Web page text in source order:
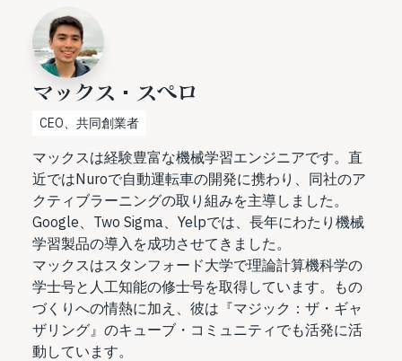
マックス・スペロ
CEO、共同創業者
マックスは経験豊富な機械学習エンジニアです。直
近ではNuroで自動運転車の開発に携わり、同社のア
クティブラーニングの取り組みを主導しました。
Google、Two Sigma、Yelpでは、長年にわたり機械
学習製品の導入を成功させてきました。
マックスはスタンフォード大学で理論計算機科学の
学士号と人工知能の修士号を取得しています。もの
づくりへの情熱に加え、彼は『マジック：ザ・ギャ
ザリング』のキューブ・コミュニティでも活発に活
動しています。